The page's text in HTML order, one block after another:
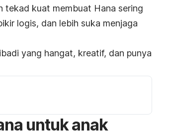
tekad kuat membuat Hana sering
logis, dan lebih suka menjaga
yang hangat, kreatif, dan punya
untuk anak